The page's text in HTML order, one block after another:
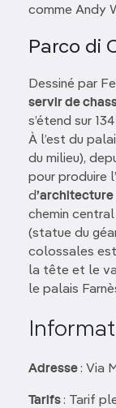
comme Andy
Parco di
Dessiné par
servir de
s’étend sur
À l’est du
du milieu),
pour produire
d
chemin
(statue du
colossales
la tête et le
le palais
Adresse: Via
Tarifs: Tarif